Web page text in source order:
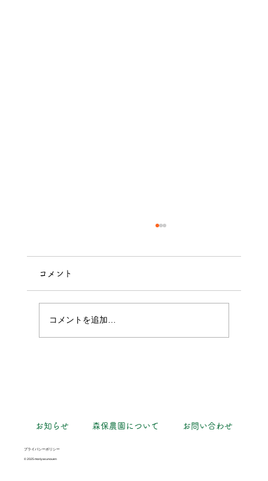
パプリカ獲れた！
コメント
コメントを追加…
お知らせ 森保農園について お問い合わせ
プライバシーポリシー
© 2025 moriyasunouen